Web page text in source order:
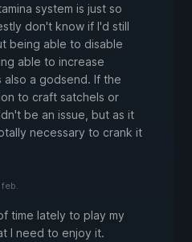
system is just so
don't know if I'd still
being able to disable
able to increase
also a godsend. If the
to craft satchels or
be an issue, but as it
necessary to crank it
feb.
time lately to play my
I need to enjoy it.